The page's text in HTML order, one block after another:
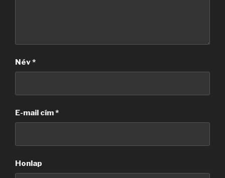
Név*
E-mail cím*
Honlap